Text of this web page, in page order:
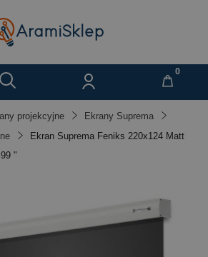
projekcyjne
Ekrany Suprema
Ekran Suprema Feniks 220x124 Matt
"